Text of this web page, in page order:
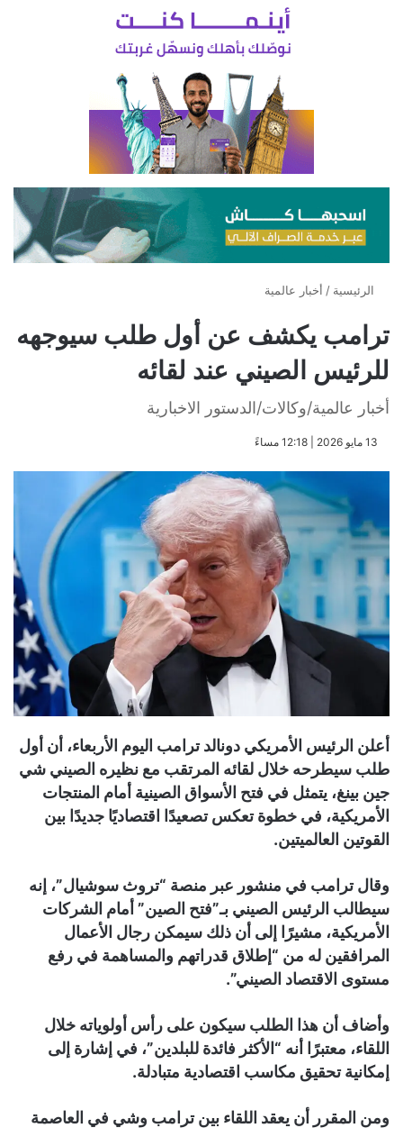
الرئيسية / أخبار عالمية
ترامب يكشف عن أول طلب سيوجهه
للرئيس الصيني عند لقائه
أخبار عالمية/وكالات/الدستور الاخبارية
​13 مايو 2026 | 12:18 مساءً
أعلن الرئيس الأمريكي دونالد ترامب اليوم الأربعاء، أن أول
طلب سيطرحه خلال لقائه المرتقب مع نظيره الصيني شي
جين بينغ، يتمثل في فتح الأسواق الصينية أمام المنتجات
الأمريكية، في خطوة تعكس تصعيدًا اقتصاديًا جديدًا بين
القوتين العالميتين.
وقال ترامب في منشور عبر منصة “تروث سوشيال”، إنه
سيطالب الرئيس الصيني بـ”فتح الصين” أمام الشركات
الأمريكية، مشيرًا إلى أن ذلك سيمكن رجال الأعمال
المرافقين له من “إطلاق قدراتهم والمساهمة في رفع
مستوى الاقتصاد الصيني”.
وأضاف أن هذا الطلب سيكون على رأس أولوياته خلال
اللقاء، معتبرًا أنه “الأكثر فائدة للبلدين”، في إشارة إلى
إمكانية تحقيق مكاسب اقتصادية متبادلة.
ومن المقرر أن يعقد اللقاء بين ترامب وشي في العاصمة